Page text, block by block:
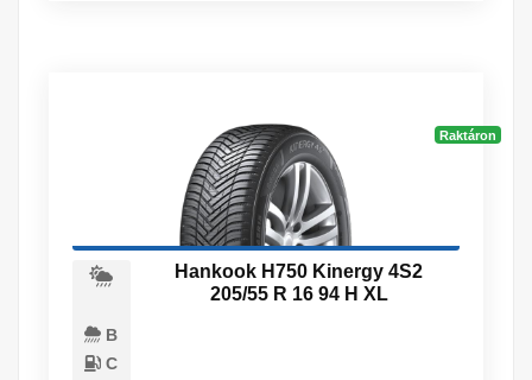
Raktáron
B
C
Hankook H750 Kinergy 4S2
205/55 R 16 94 H XL